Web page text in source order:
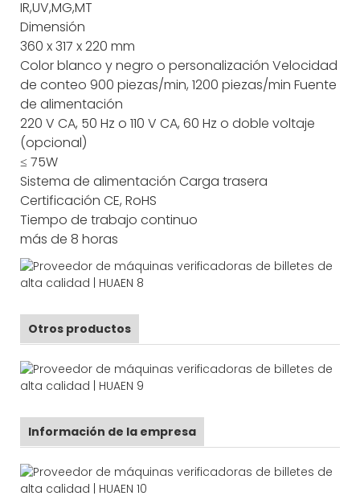
IR,UV,MG,MT
Dimensión
360 x 317 x 220 mm
Colorblanco y negro o personalización Velocidad
de conteo 900 piezas/min, 1200 piezas/min Fuente
de alimentación
220 V CA, 50 Hz o 110 V CA, 60 Hz o doble voltaje
(opcional)
≤ 75W
Sistema de alimentación Carga trasera
Certificación CE, RoHS
Tiempo de trabajo continuo
más de 8 horas
Otros productos
Información de la empresa